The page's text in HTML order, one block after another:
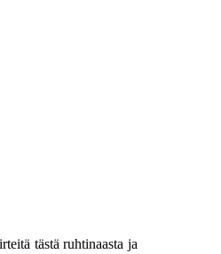
tästä ruhtinaasta ja